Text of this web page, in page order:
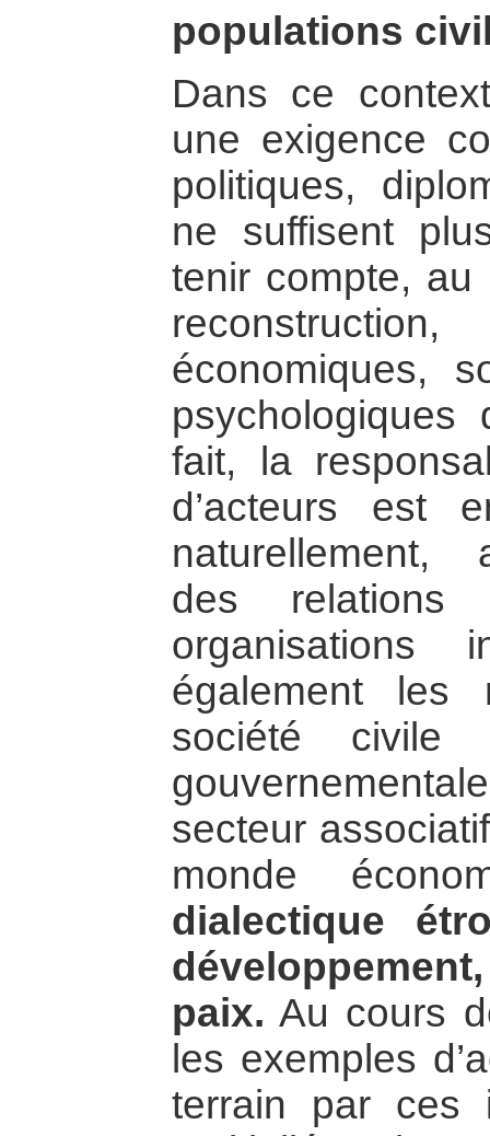
populations
Dans ce
une exigence
politiques,
ne suffisent
tenir compte, au
économiques,
fait, la
d’acteurs est
naturellement,
des relations
organisations
également les
société civile
secteur
monde
dialectique
paix. Au cours
les exemples
terrain par ces